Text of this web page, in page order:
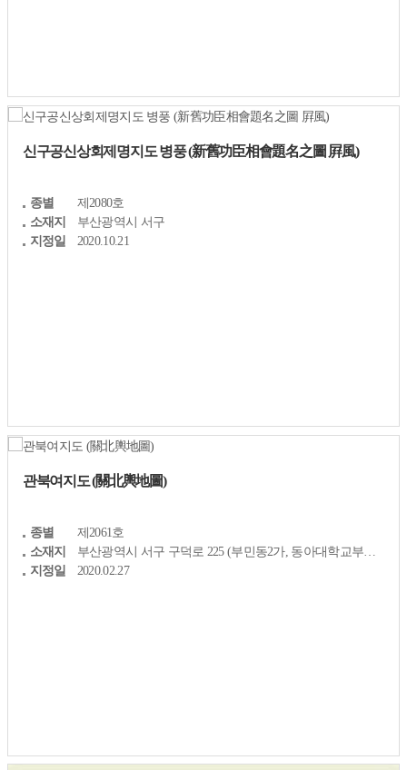
신구공신상회제명지도 병풍 (新舊功臣相會題名之圖 屛風)
종별
제2080호
소재지
부산광역시 서구
지정일
2020.10.21
관북여지도 (關北輿地圖)
종별
제2061호
소재지
부산광역시 서구 구덕로 225 (부민동2가, 동아대학교부민캠퍼스)
지정일
2020.02.27